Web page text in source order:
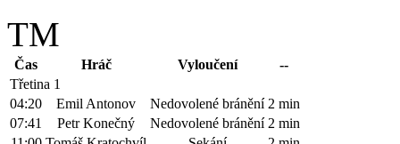
TM
Čas Hráč Vyloučení
--
Třetina 1
04:20
Emil Antonov Nedovolené bránění 2 min
07:41
Petr Konečný Nedovolené bránění 2 min